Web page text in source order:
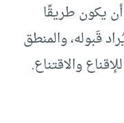
يكون طريقًا
قَبوله، والمنطق
والاقتناع.